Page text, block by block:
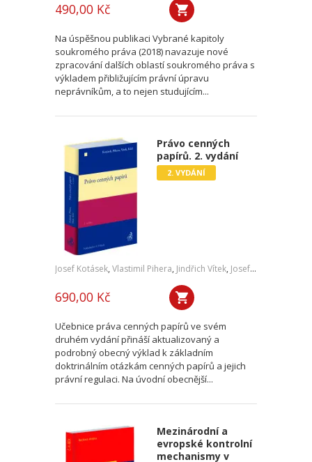
490,00 Kč
Na úspěšnou publikaci Vybrané kapitoly
soukromého práva (2018) navazuje nové
zpracování dalších oblastí soukromého práva s
výkladem přibližujícím právní úpravu
neprávníkům, a to nejen studujícím...
Právo cenných
papírů. 2. vydání
2. VYDÁNÍ
Josef Kotásek, Vlastimil Pihera, Jindřich Vítek, Josef Kříž
690,00 Kč
Učebnice práva cenných papírů ve svém
druhém vydání přináší aktualizovaný a
podrobný obecný výklad k základním
doktrinálním otázkám cenných papírů a jejich
právní regulaci. Na úvodní obecnější...
Mezinárodní a
evropské kontrolní
mechanismy v